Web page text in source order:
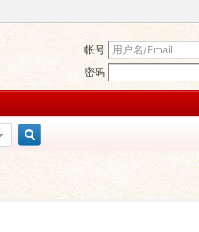
帐号
密码